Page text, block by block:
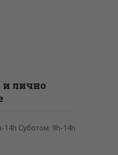
и лично
14h Суботом: 9h-14h